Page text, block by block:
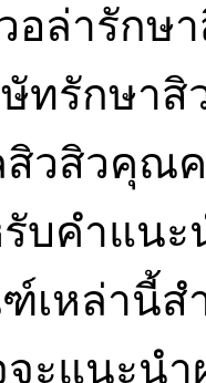
อล่ารัก
ทรักษา
วสิวคุณค
บคำแน
หล่านี้ส
จะแนะน